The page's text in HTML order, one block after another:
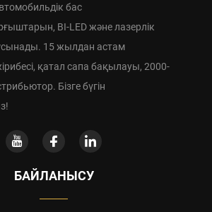
бас
BI-LED және лазерлік
15 жылдан астам
қатал сапа бақылауы, 2000-
Бізге бүгін
БАЙЛАНЫСУ